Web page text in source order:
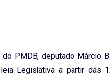
PMDB, deputado Márcio
Legislativa a partir das